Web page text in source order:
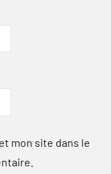
mon site dans le